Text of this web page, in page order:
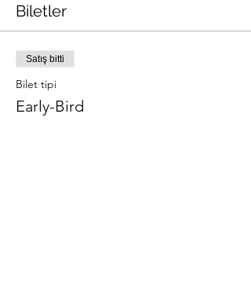
Biletler
Satış bitti
Bilet tipi
Early-Bird